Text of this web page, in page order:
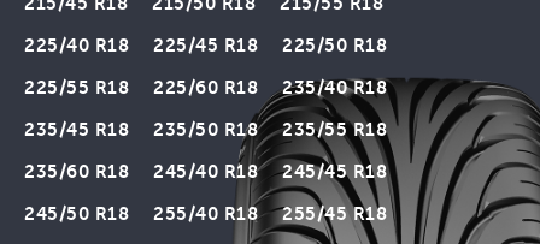
225/40 R18
225/45 R18
225/50 R18
225/55 R18
225/60 R18
235/40 R18
235/45 R18
235/50 R18
235/55 R18
235/60 R18
245/40 R18
245/45 R18
245/50 R18
255/40 R18
255/45 R18